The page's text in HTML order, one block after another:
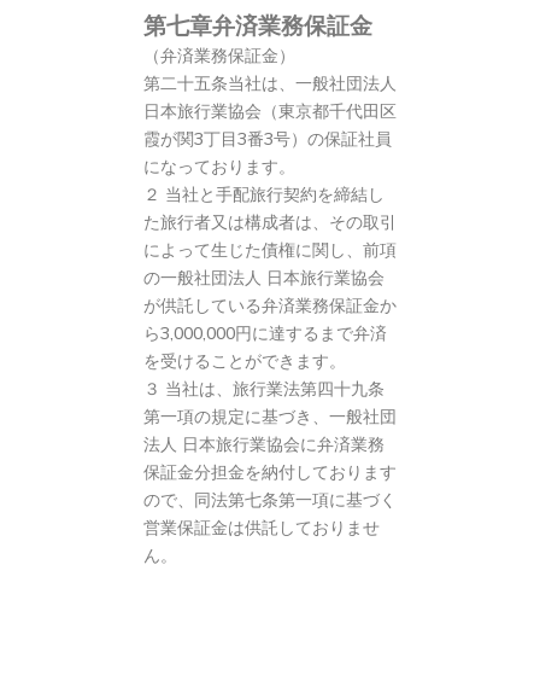
第七章弁済業務保証金
（弁済業務保証金）
第二十五条当社は、一般社団法人
日本旅行業協会（東京都千代田区
霞が関3丁目3番3号）の保証社員
になっております。
２ 当社と手配旅行契約を締結し
た旅行者又は構成者は、その取引
によって生じた債権に関し、前項
の一般社団法人 日本旅行業協会
が供託している弁済業務保証金か
ら3,000,000円に達するまで弁済
を受けることができます。
３ 当社は、旅行業法第四十九条
第一項の規定に基づき、一般社団
法人 日本旅行業協会に弁済業務
保証金分担金を納付しております
ので、同法第七条第一項に基づく
営業保証金は供託しておりませ
ん。